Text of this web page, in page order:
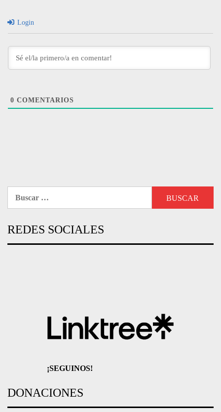
Login
0 COMENTARIOS
REDES SOCIALES
¡SEGUINOS!